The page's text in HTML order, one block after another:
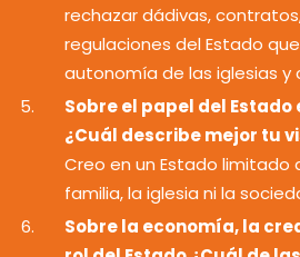
rechazar dádivas,
regulaciones del Estado
autonomía de las iglesias y
Sobre el papel del Estado
¿Cuál describe mejor tu
Creo en un Estado limitado
familia, la iglesia ni la
Sobre la economía, la